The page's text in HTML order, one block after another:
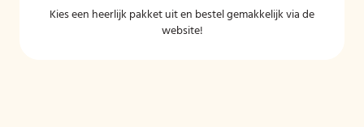
Kies een heerlijk pakket uit en bestel gemakkelijk via de
website!